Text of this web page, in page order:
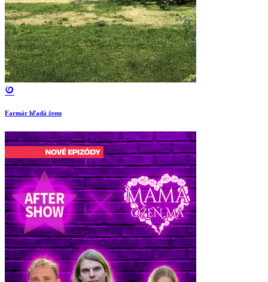
Farmár hľadá ženu